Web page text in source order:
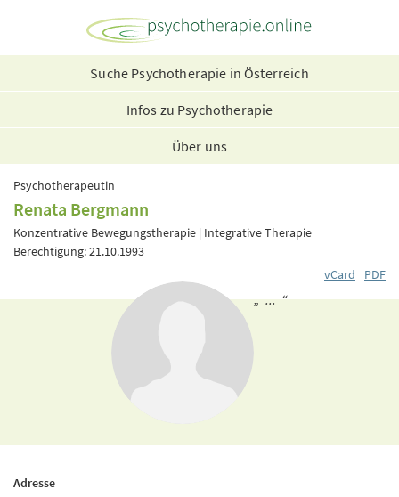
Suche Psychotherapie in Österreich
Infos zu Psychotherapie
Über uns
Psychotherapeutin
Renata Bergmann
Konzentrative Bewegungstherapie | Integrative Therapie
Berechtigung: 21.10.1993
vCard
PDF
„ ... “
Adresse